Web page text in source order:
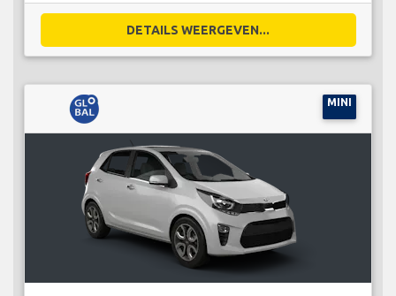
DETAILS WEERGEVEN...
MINI